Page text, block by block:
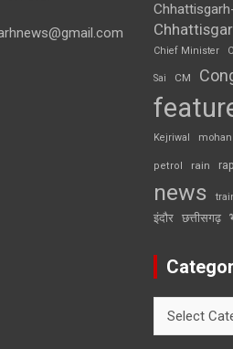
Chief Minister
Sai CM
Kejriwal mohan
petrol rain
news
इंदौर छत्तीसगढ़